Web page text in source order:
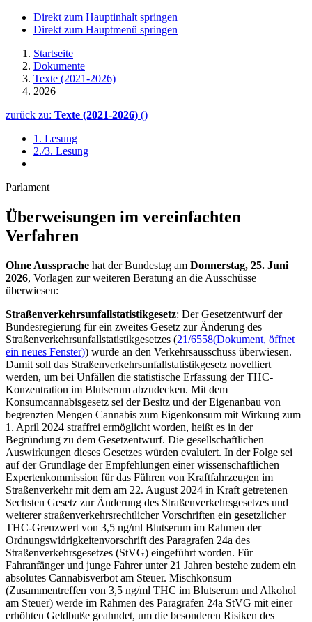
Direkt zum Hauptinhalt springen
Direkt zum Hauptmenü springen
Startseite
Dokumente
Texte (2021-2026)
2026
zurück zu: Texte (2021-2026) ()
1. Lesung
2./3. Lesung
Parlament
Überweisungen im vereinfachten
Verfahren
Ohne Aussprache hat der Bundestag am Donnerstag, 25. Juni
2026, Vorlagen zur weiteren Beratung an die Ausschüsse
überwiesen:
Straßenverkehrsunfallstatistikgesetz: Der Gesetzentwurf der
Bundesregierung für ein zweites Gesetz zur Änderung des
Straßenverkehrsunfallstatistikgesetzes (21/6558(Dokument, öffnet
ein neues Fenster)) wurde an den Verkehrsausschuss überwiesen.
Damit soll das Straßenverkehrsunfallstatistikgesetz novelliert
werden, um bei Unfällen die statistische Erfassung der THC-
Konzentration im Blutserum abzudecken. Mit dem
Konsumcannabisgesetz sei der Besitz und der Eigenanbau von
begrenzten Mengen Cannabis zum Eigenkonsum mit Wirkung zum
1. April 2024 straffrei ermöglicht worden, heißt es in der
Begründung zu dem Gesetzentwurf. Die gesellschaftlichen
Auswirkungen dieses Gesetzes würden evaluiert. In der Folge sei
auf der Grundlage der Empfehlungen einer wissenschaftlichen
Expertenkommission für das Führen von Kraftfahrzeugen im
Straßenverkehr mit dem am 22. August 2024 in Kraft getretenen
Sechsten Gesetz zur Änderung des Straßenverkehrsgesetzes und
weiterer straßenverkehrsrechtlicher Vorschriften ein gesetzlicher
THC-Grenzwert von 3,5 ng/ml Blutserum im Rahmen der
Ordnungswidrigkeitenvorschrift des Paragrafen 24a des
Straßenverkehrsgesetzes (StVG) eingeführt worden. Für
Fahranfänger und junge Fahrer unter 21 Jahren bestehe zudem ein
absolutes Cannabisverbot am Steuer. Mischkonsum
(Zusammentreffen von 3,5 ng/ml THC im Blutserum und Alkohol
am Steuer) werde im Rahmen des Paragrafen 24a StVG mit einer
erhöhten Geldbuße geahndet, um die besonderen Risiken des